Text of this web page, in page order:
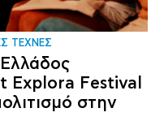
ΤΕΧΝΕΣ
Ελλάδος
Explora Festival
στην